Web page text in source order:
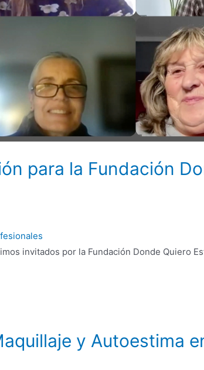
para la Fundación
invitados por la Fundación Donde Quiero
y Autoestima